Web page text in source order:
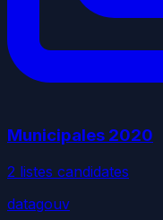
Municipales 2020
2 listes candidates
datagouv